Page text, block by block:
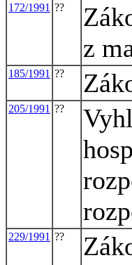
172/1991 ??
z
185/1991 ??
205/1991 ??
229/1991 ??